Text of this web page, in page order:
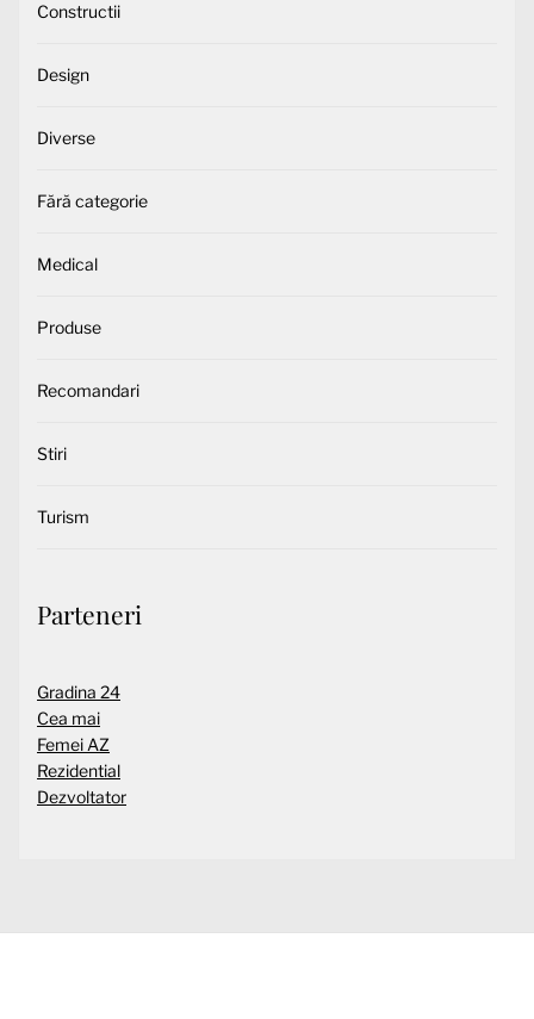
Constructii
Design
Diverse
Fără categorie
Medical
Produse
Recomandari
Stiri
Turism
Parteneri
Gradina 24
Cea mai
Femei AZ
Rezidential
Dezvoltator